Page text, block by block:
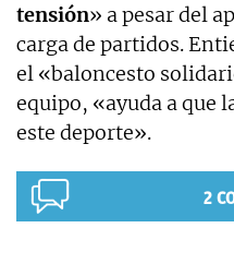
tensión» a pesar del
carga de partidos.
el «baloncesto
equipo, «ayuda a que
este deporte».
2